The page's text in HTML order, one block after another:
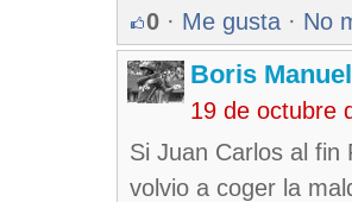
0 · Me gusta · No
Boris
19 de octubre
Si Juan Carlos al fin
volvio a coger la